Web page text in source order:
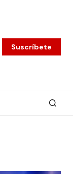
Suscríbete